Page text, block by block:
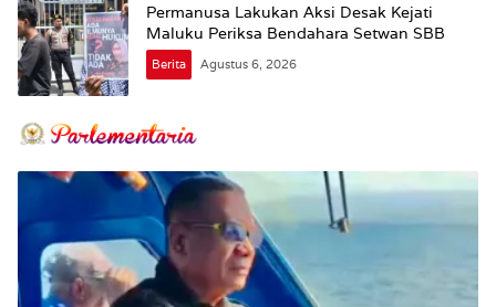
Permanusa Lakukan Aksi Desak Kejati
Maluku Periksa Bendahara Setwan SBB
Berita Agustus 6, 2026